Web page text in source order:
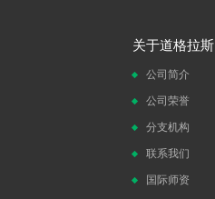
关于道格拉斯
公司简介
公司荣誉
分支机构
联系我们
国际师资